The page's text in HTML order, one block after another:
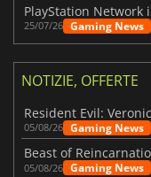
25/07/26 Gaming News
NOTIZIE, OFFERTE
05/08/26 Gaming News
05/08/26 Gaming News